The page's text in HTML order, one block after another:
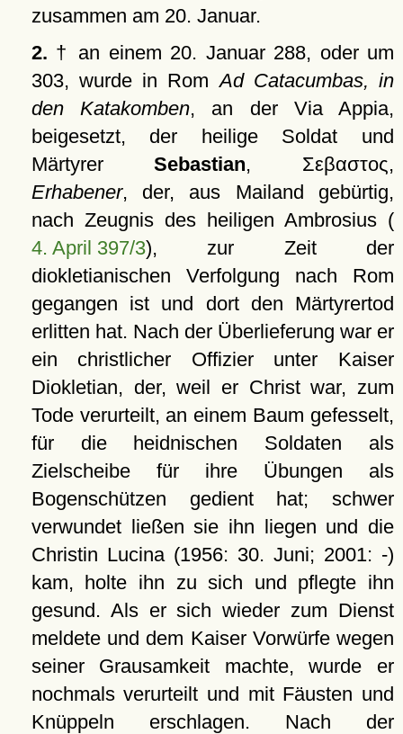
zusammen am 20. Januar.
2. † an einem 20. Januar 288, oder um
303, wurde in RomAd Catacumbas, in
den Katakomben, an der Via Appia,
beigesetzt, der heilige Soldat und
MärtyrerSebastian, Σεβαστος,
Erhabener, der, aus Mailand gebürtig,
nach Zeugnis des heiligen Ambrosius (
4. April 397/3), zur Zeit der
diokletianischen Verfolgung nach Rom
gegangen ist und dort den Märtyrertod
erlitten hat. Nach der Überlieferung war er
ein christlicher Offizier unter Kaiser
Diokletian, der, weil er Christ war, zum
Tode verurteilt, an einem Baum gefesselt,
für die heidnischen Soldaten als
Zielscheibe für ihre Übungen als
Bogenschützen gedient hat; schwer
verwundet ließen sie ihn liegen und die
Christin Lucina (1956: 30. Juni; 2001: -)
kam, holte ihn zu sich und pflegte ihn
gesund. Als er sich wieder zum Dienst
meldete und dem Kaiser Vorwürfe wegen
seiner Grausamkeit machte, wurde er
nochmals verurteilt und mit Fäusten und
Knüppeln erschlagen. Nach der